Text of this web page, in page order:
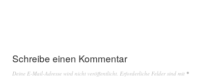
Schreibe einen Kommentar
Deine E-Mail-Adresse wird nicht veröffentlicht. Erforderliche Felder sind mit *